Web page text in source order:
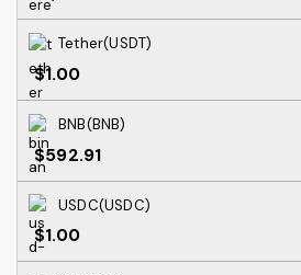
Tether(USDT)
$1.00
BNB(BNB)
$592.91
USDC(USDC)
$1.00